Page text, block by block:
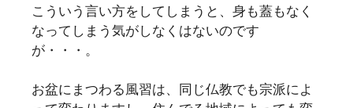
こういう言い方をしてしまうと、身も蓋もなく
なってしまう気がしなくはないのです
が・・・。
お盆にまつわる風習は、同じ仏教でも宗派によ